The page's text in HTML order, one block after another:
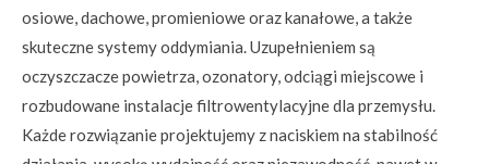
osiowe, dachowe, promieniowe oraz kanałowe, a także
skuteczne systemy oddymiania. Uzupełnieniem są
oczyszczacze powietrza, ozonatory, odciągi miejscowe i
rozbudowane instalacje filtrowentylacyjne dla przemysłu.
Każde rozwiązanie projektujemy z naciskiem na stabilność